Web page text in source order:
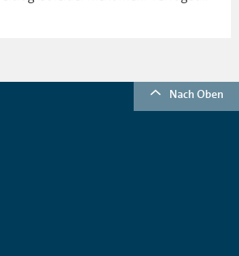
Nach Oben